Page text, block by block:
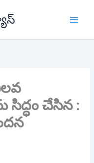
చేసిన :